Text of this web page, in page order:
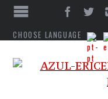
CHOOSE LANGUAGE